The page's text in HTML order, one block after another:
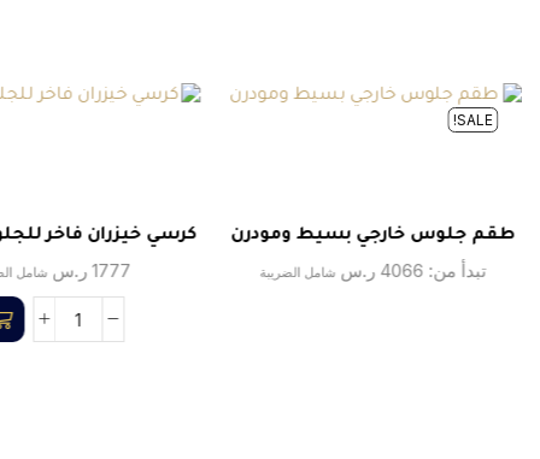
SALE!
طقم جلوس خارجي بسيط ومودرن
تبدأ من: 4066 ر.س شامل الضريبة
كرسي خيزران فاخر
1777 ر.س شامل